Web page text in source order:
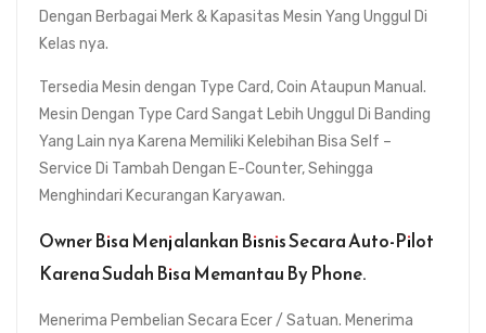
Dengan Berbagai Merk & Kapasitas Mesin Yang Unggul Di
Kelas nya.
Tersedia Mesin dengan Type Card, Coin Ataupun Manual.
Mesin Dengan Type Card Sangat Lebih Unggul Di Banding
Yang Lain nya Karena Memiliki Kelebihan Bisa Self –
Service Di Tambah Dengan E-Counter, Sehingga
Menghindari Kecurangan Karyawan.
Owner Bisa Menjalankan Bisnis Secara Auto-Pilot
Karena Sudah Bisa Memantau By Phone.
Menerima Pembelian Secara Ecer / Satuan. Menerima